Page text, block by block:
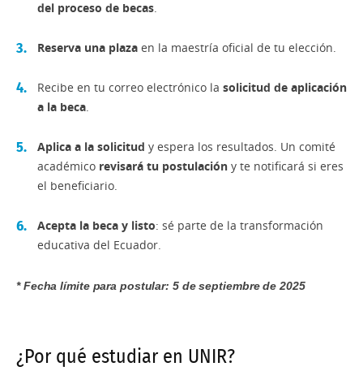
del proceso de becas.
Reserva una plaza en la maestría oficial de tu elección.
Recibe en tu correo electrónico la solicitud de aplicación
a la beca.
Aplica a la solicitud y espera los resultados. Un comité
académico revisará tu postulación y te notificará si eres
el beneficiario.
Acepta la beca y listo: sé parte de la transformación
educativa del Ecuador.
* Fecha límite para postular: 5 de septiembre de 2025
¿Por qué estudiar en UNIR?